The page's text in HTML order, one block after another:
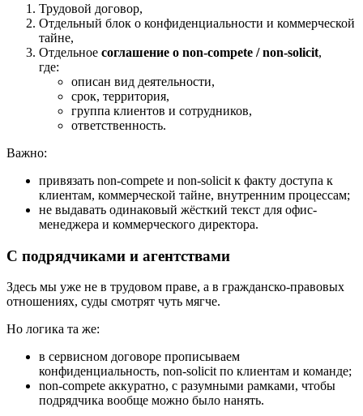
Трудовой договор,
Отдельный блок о конфиденциальности и коммерческой
тайне,
Отдельное соглашение о non-compete / non-solicit,
где:
описан вид деятельности,
срок, территория,
группа клиентов и сотрудников,
ответственность.
Важно:
привязать non-compete и non-solicit к факту доступа к
клиентам, коммерческой тайне, внутренним процессам;
не выдавать одинаковый жёсткий текст для офис-
менеджера и коммерческого директора.
С подрядчиками и агентствами
Здесь мы уже не в трудовом праве, а в гражданско-правовых
отношениях, суды смотрят чуть мягче.
Но логика та же:
в сервисном договоре прописываем
конфиденциальность, non-solicit по клиентам и команде;
non-compete аккуратно, с разумными рамками, чтобы
подрядчика вообще можно было нанять.